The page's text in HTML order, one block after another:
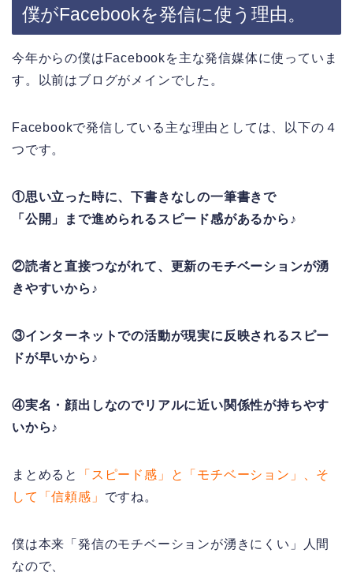
僕がFacebookを発信に使う理由。
今年からの僕はFacebookを主な発信媒体に使っていま
す。以前はブログがメインでした。
Facebookで発信している主な理由としては、以下の４
つです。
①思い立った時に、下書きなしの一筆書きで
「公開」まで進められるスピード感があるから♪
②読者と直接つながれて、更新のモチベーションが湧
きやすいから♪
③インターネットでの活動が現実に反映されるスピー
ドが早いから♪
④実名・顔出しなのでリアルに近い関係性が持ちやす
いから♪
まとめると
「スピード感」と「モチベーション」、そ
して「信頼感」 ですね。
僕は本来「発信のモチベーションが湧きにくい」人間
なので、